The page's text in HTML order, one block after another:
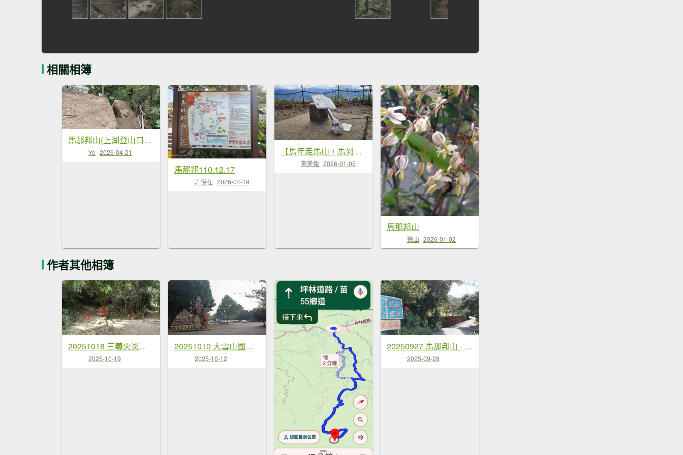
相關相簿
馬那邦山(上湖登山口)-2026/04/18
Ye 2026-04-21
馬那邦110.12.17
許俊在 2026-04-19
【馬年走馬山，馬到就成功！】🐴馬年馬路要走，馬那邦🏔️也要登！O繞11K，爬升900M，🥾腿在
美美兔 2026-01-05
馬那邦山
藪山 2026-01-02
作者其他相簿
20251018 三義火炎山 南鞍古道 O型
2025-10-19
20251010 大雪山國家森林遊樂區 - 船型山林道 登 烏石坑山
2025-10-12
20250927 馬那邦山 - 上湖登山口
2025-09-28